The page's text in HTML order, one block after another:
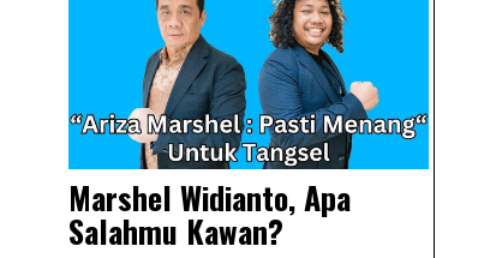
Marshel Widianto, Apa
Salahmu Kawan?